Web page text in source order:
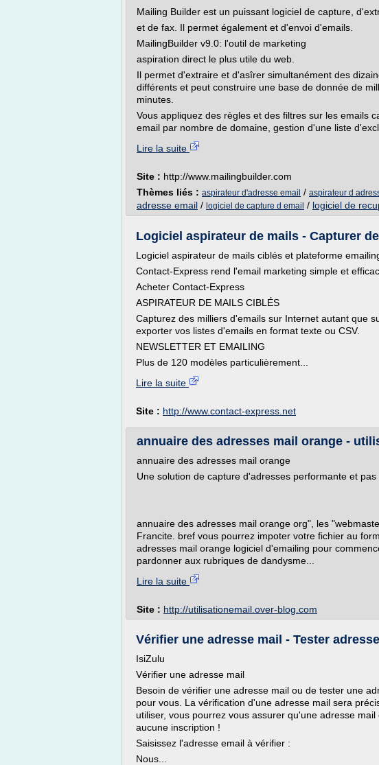
Mailing Builder est un puissant logiciel de capture,
et de fax. Il permet également et d'envoi d'emails.
MailingBuilder v9.0: l'outil de marketing
aspiration direct le plus utile du web.
Il permet d'extraire et d'asîrer simultanément des
différents et peut construire une base de donnée de
minutes.
Vous appliquez des règles et des filtres sur les emails
email par nombre de domaine, gestion d'une liste
Lire la suite
Site : http://www.mailingbuilder.com
Thèmes liés : aspirateur d'adresse email / aspirateur d
adresse email / logiciel de capture d email / logiciel de
Logiciel aspirateur de mails - Capturer
Logiciel aspirateur de mails ciblés et plateforme
Contact-Express rend l'email marketing simple et
Acheter Contact-Express
ASPIRATEUR DE MAILS CIBLÉS
Capturez des milliers d'emails sur Internet autant que
exporter vos listes d'emails en format texte ou CSV.
NEWSLETTER ET EMAILING
Plus de 120 modèles particulièrement...
Lire la suite
Site : http://www.contact-express.net
annuaire des adresses mail orange -
annuaire des adresses mail orange
Une solution de capture d'adresses performante et pas
annuaire des adresses mail orange org", les
Francite. bref vous pourrez impoter votre fichier au
adresses mail orange logiciel d'emailing pour
pardonner aux rubriques de dandysme...
Lire la suite
Site : http://utilisationemail.over-blog.com
Vérifier une adresse mail - Tester
IsiZulu
Vérifier une adresse mail
Besoin de vérifier une adresse mail ou de tester une
pour vous. La vérification d'une adresse mail sera
utiliser, vous pourrez vous assurer qu'une adresse
aucune inscription !
Saisissez l'adresse email à vérifier :
Nous...